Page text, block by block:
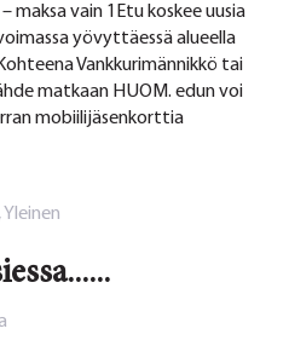
maksa vain 1Etu koskee uusia
yövyttäessä alueella
Vankkurimännikkö tai
matkaan HUOM. edun voi
mobiilijäsenkorttia
,Yleinen